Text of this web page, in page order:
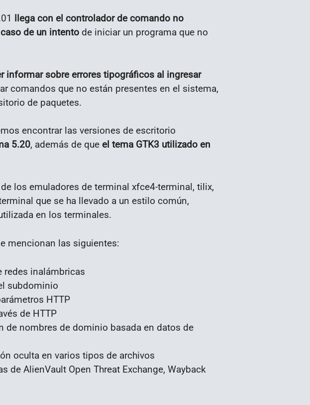
llega con el controlador de comando no
de un intento de iniciar un programa que no
informar sobre errores tipográficos al ingresar
comandos que no están presentes en el sistema,
de paquetes.
encontrar las versiones de escritorio
5.20, además de que el tema GTK3 utilizado en
los emuladores de terminal xfce4-terminal, tilix,
que se ha llevado a un estilo común,
en los terminales.
mencionan las siguientes:
redes inalámbricas
subdominio
HTTP
de HTTP
de nombres de dominio basada en datos de
oculta en varios tipos de archivos
de AlienVault Open Threat Exchange, Wayback